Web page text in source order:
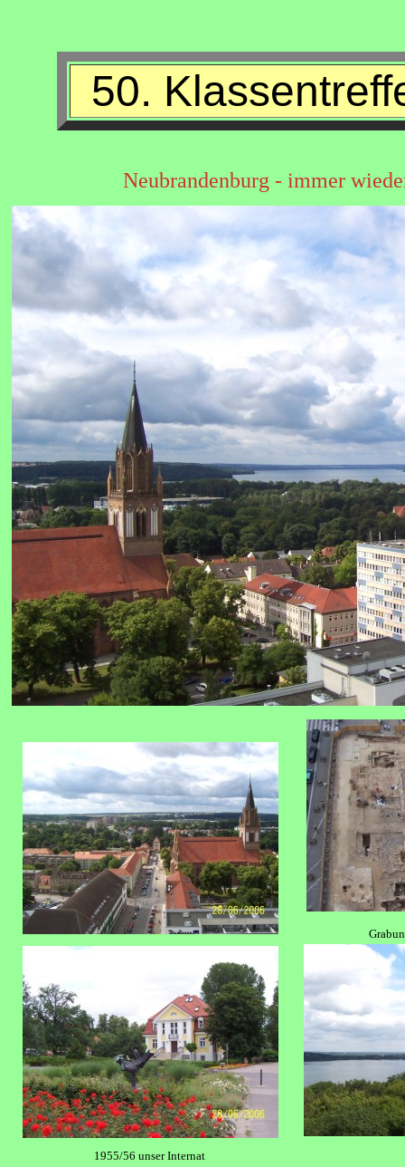
50.
Neubrandenburg - immer
1955/56 unser Internat